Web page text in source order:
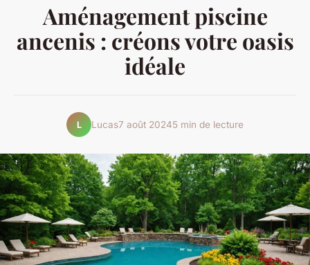
Aménagement piscine
ancenis : créons votre oasis
idéale
L Lucas7 août 20245 min de lecture